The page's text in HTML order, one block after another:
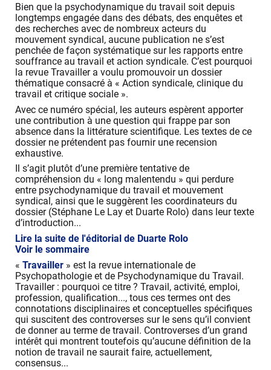
Bien que la psychodynamique du travail soit depuis
longtemps engagée dans des débats, des enquêtes et
des recherches avec de nombreux acteurs du
mouvement syndical, aucune publication ne s’est
penchée de façon systématique sur les rapports entre
souffrance au travail et action syndicale. C’est pourquoi
la revue Travailler a voulu promouvoir un dossier
thématique consacré à « Action syndicale, clinique du
travail et critique sociale ».
Avec ce numéro spécial, les auteurs espèrent apporter
une contribution à une question qui frappe par son
absence dans la littérature scientifique. Les textes de ce
dossier ne prétendent pas fournir une recension
exhaustive.
Il s’agit plutôt d’une première tentative de
compréhension du « long malentendu » qui perdure
entre psychodynamique du travail et mouvement
syndical, ainsi que le suggèrent les coordinateurs du
dossier (Stéphane Le Lay et Duarte Rolo) dans leur texte
d’introduction...
Lire la suite de l'éditorial de Duarte Rolo
Voir le sommaire
«Travailler » est la revue internationale de
Psychopathologie et de Psychodynamique du Travail.
Travailler : pourquoi ce titre ? Travail, activité, emploi,
profession, qualification..., tous ces termes ont des
connotations disciplinaires et conceptuelles spécifiques
qui suscitent des controverses sur le sens qu’il convient
de donner au terme de travail. Controverses d’un grand
intérêt qui montrent toutefois qu’aucune définition de la
notion de travail ne saurait faire, actuellement,
consensus...